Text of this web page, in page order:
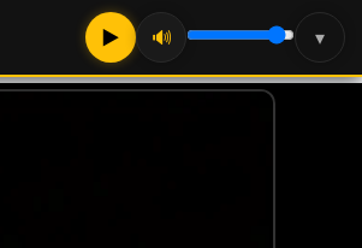
▶ 🔊 ▾